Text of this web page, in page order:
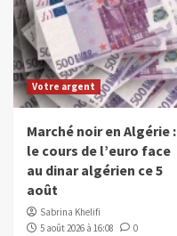
Votre argent
Marché noir en Algérie :
le cours de l’euro face
au dinar algérien ce 5
août
Sabrina Khelifi
5 août 2026 à 16:08
0